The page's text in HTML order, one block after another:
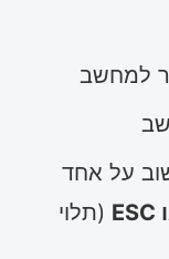
על אחד
(תלוי